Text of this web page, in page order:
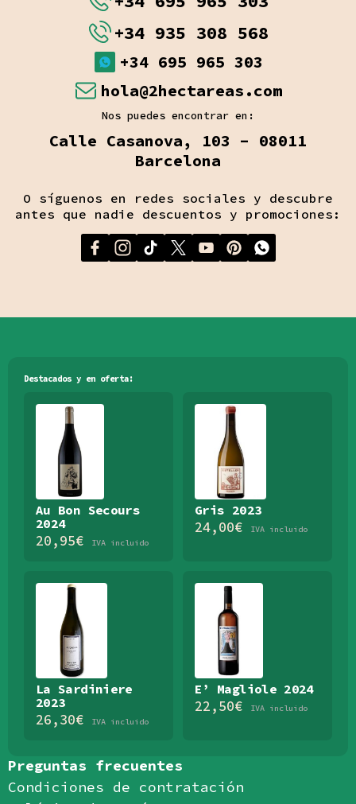
+34 935 308 568
+34 695 965 303
hola@2hectareas.com
Nos puedes encontrar en:
Calle Casanova, 103 - 08011
Barcelona
O síguenos en redes sociales y descubre
antes que nadie descuentos y promociones:
Preguntas frecuentes
Condiciones de contratación
Destacados y en oferta:
Au Bon Secours
2024
20,95€ IVA incluido
Gris 2023
24,00€ IVA incluido
La Sardiniere
2023
26,30€ IVA incluido
E’ Magliole 2024
22,50€ IVA incluido